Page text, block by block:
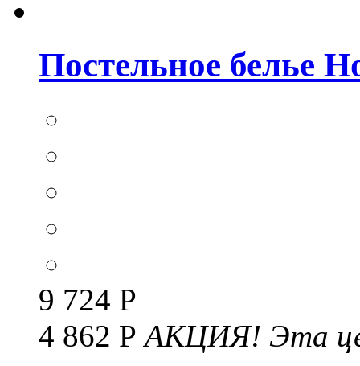
Постельное белье
9 724 Р
4 862 РАКЦИЯ! Эта